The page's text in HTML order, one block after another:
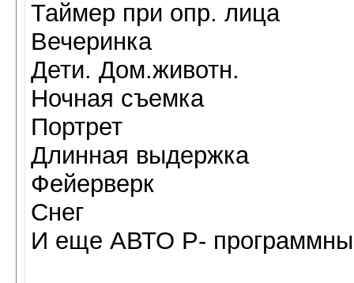
Таймер при опр. лица
Вечеринка
Дети. Дом.животн.
Ночная съемка
Портрет
Длинная выдержка
Фейерверк
Снег
И еще АВТО Р-